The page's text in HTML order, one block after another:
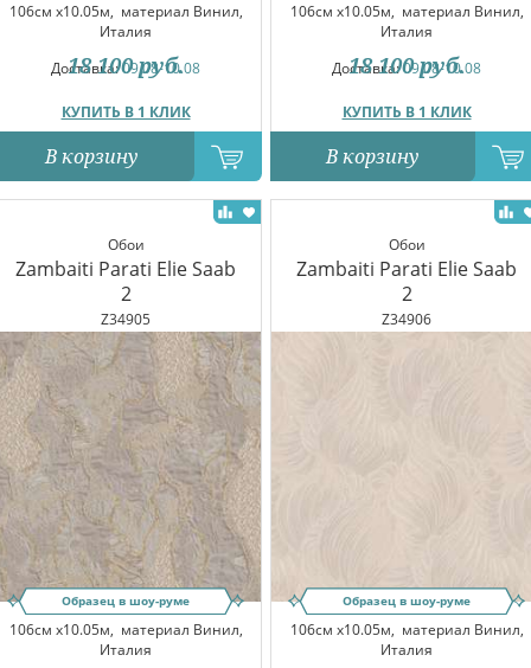
106см x10.05м, материал Винил,
Италия
Доставка:09.08-10.08
КУПИТЬ В 1 КЛИК
18 100 руб.
В корзину
106см x10.05м, материал Винил,
Италия
Доставка:09.08-10.08
КУПИТЬ В 1 КЛИК
18 100 руб.
В корзину
Обои
Zambaiti Parati Elie Saab
2
Z34905
Образец в шоу-руме
106см x10.05м, материал Винил,
Италия
Обои
Zambaiti Parati Elie Saab
2
Z34906
Образец в шоу-руме
106см x10.05м, материал Винил,
Италия